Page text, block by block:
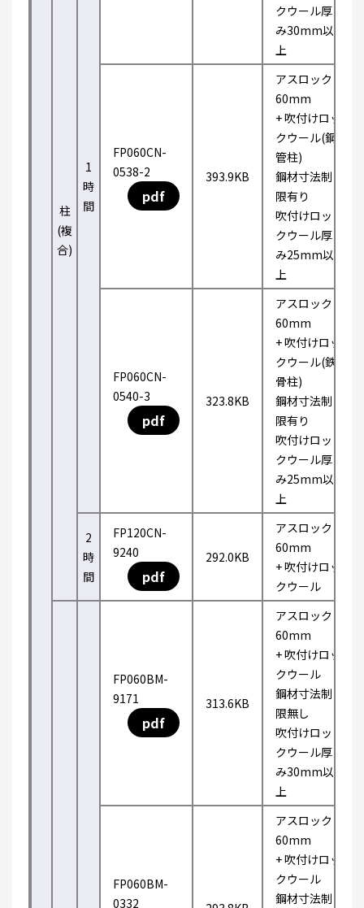
柱
(複
合)
1
時
間
クウール厚
み30mm以
上
FP060CN-
0538-2
pdf
393.9KB
アスロック
60mm
+ 吹付けロッ
クウール(鋼
管柱)
鋼材寸法制
限有り
吹付けロッ
クウール厚
み25mm以
上
FP060CN-
0540-3
pdf
323.8KB
アスロック
60mm
+ 吹付けロッ
クウール(鉄
骨柱)
鋼材寸法制
限有り
吹付けロッ
クウール厚
み25mm以
上
2
時
間
FP120CN-
9240
pdf
292.0KB
アスロック
60mm
+ 吹付けロッ
クウール
FP060BM-
9171
pdf
313.6KB
アスロック
60mm
+ 吹付けロッ
クウール
鋼材寸法制
限無し
吹付けロッ
クウール厚
み30mm以
上
FP060BM-
0332
アスロック
60mm
+ 吹付けロッ
クウール
鋼材寸法制